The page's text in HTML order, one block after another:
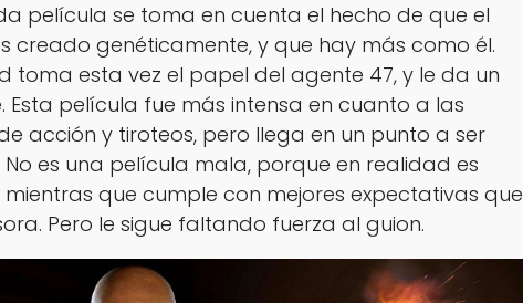
película se toma en cuenta el hecho de que el
creado genéticamente, y que hay más como él.
toma esta vez el papel del agente 47, y le da un
Esta película fue más intensa en cuanto a las
acción y tiroteos, pero llega en un punto a ser
es una película mala, porque en realidad es
que cumple con mejores expectativas que
Pero le sigue faltando fuerza al guion.